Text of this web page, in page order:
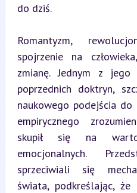
do dziś.
Romantyzm,
spojrzenie na
zmianę. Jednym z
poprzednich doktryn,
naukowego podejścia do
empirycznego
skupił się na
emocjonalnych.
sprzeciwiali się
świata, podkreślając,